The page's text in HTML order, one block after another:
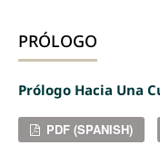
PRÓLOGO
Prólogo Hacia Una
PDF (SPANISH)